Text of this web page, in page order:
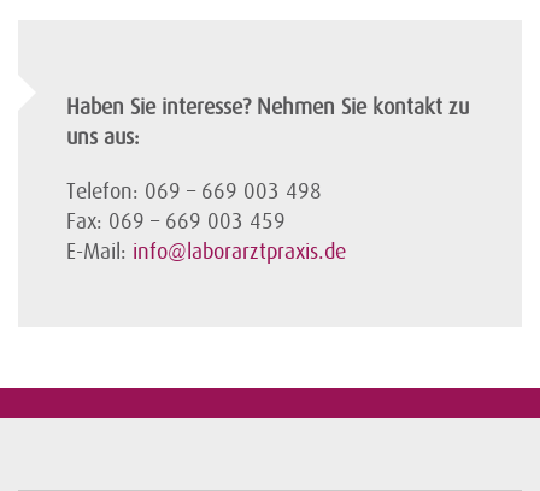
Haben Sie interesse? Nehmen Sie kontakt zu
uns aus:
Telefon: 069 – 669 003 498
Fax: 069 – 669 003 459
E-Mail: info@laborarztpraxis.de